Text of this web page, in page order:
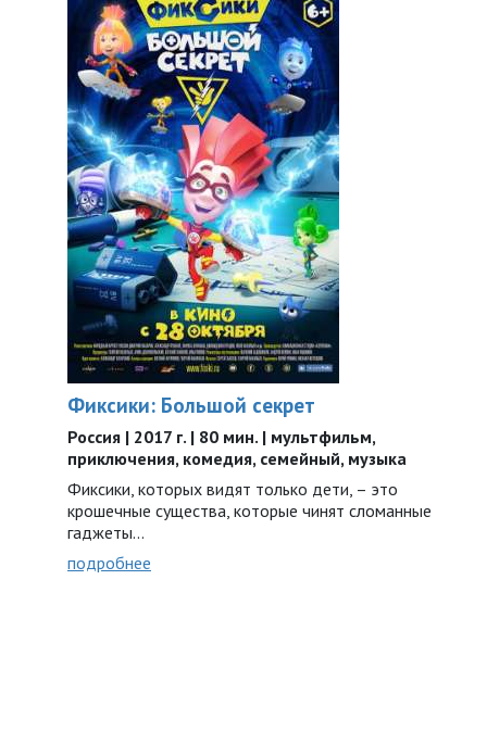
Фиксики: Большой секрет
Россия | 2017 г. | 80 мин. | мультфильм,
приключения, комедия, семейный, музыка
Фиксики, которых видят только дети, – это
крошечные существа, которые чинят сломанные
гаджеты...
подробнее